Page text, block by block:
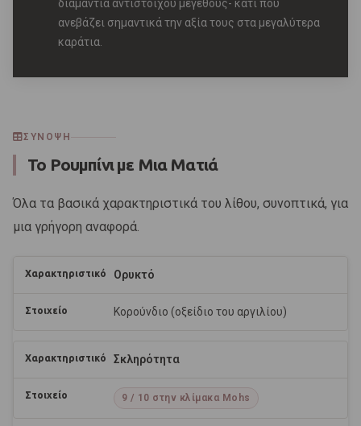
διαμάντια αντίστοιχου μεγέθους- κάτι που
ανεβάζει σημαντικά την αξία τους στα μεγαλύτερα
καράτια.
ΣΥΝΟΨΗ
Το Ρουμπίνι με Μια Ματιά
Όλα τα βασικά χαρακτηριστικά του λίθου, συνοπτικά, για
μια γρήγορη αναφορά.
Ορυκτό
Κορούνδιο (οξείδιο του αργιλίου)
Σκληρότητα
9 / 10 στην κλίμακα Mohs